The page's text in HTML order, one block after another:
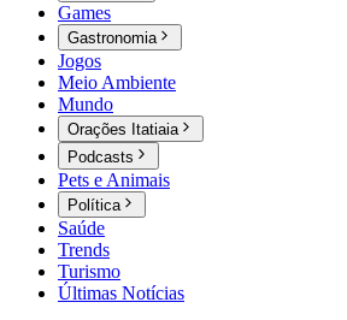
Games
Gastronomia
Jogos
Meio Ambiente
Mundo
Orações Itatiaia
Podcasts
Pets e Animais
Política
Saúde
Trends
Turismo
Últimas Notícias